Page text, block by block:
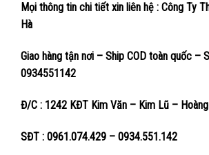
Mọi thông tin chi tiết xin liên hệ : Công Ty
Hà
Giao hàng tận nơi – Ship COD toàn quốc –
0934551142
Đ/C : 1242 KĐT Kim Văn – Kim Lũ –
SĐT : 0961.074.429 – 0934.551.142